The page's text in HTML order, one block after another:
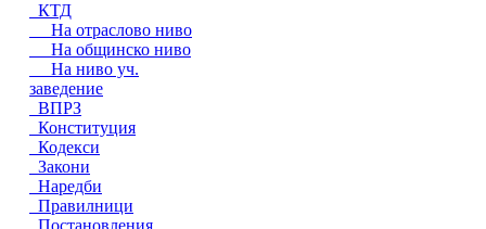
КТД
На отраслово ниво
На общинско ниво
На ниво уч.
заведение
ВПРЗ
Конституция
Кодекси
Закони
Наредби
Правилници
Постановления